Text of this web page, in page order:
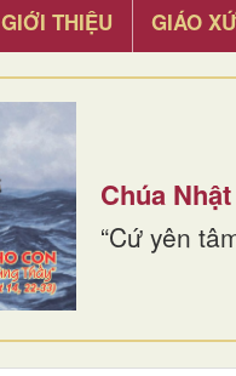
GIỚI THIỆU GIÁO
Chúa
“Cứ yên